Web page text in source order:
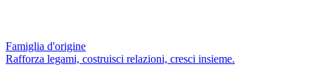
Famiglia d'origine
Rafforza legami, costruisci relazioni, cresci insieme.